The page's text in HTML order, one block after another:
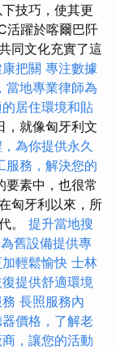
技巧，使其更
活躍於喀爾巴阡
同文化充實了這
把關 專注數據
當地專業律師為
居住環境和貼
，就像匈牙利文
為你提供永久
服務，解決您的
要素中，也很常
匈牙利以來，所
。 提升當地搜
舊設備提供專
輕鬆愉快 士林
提供舒適環境
長照服務內
價格，了解老
，讓您的活動